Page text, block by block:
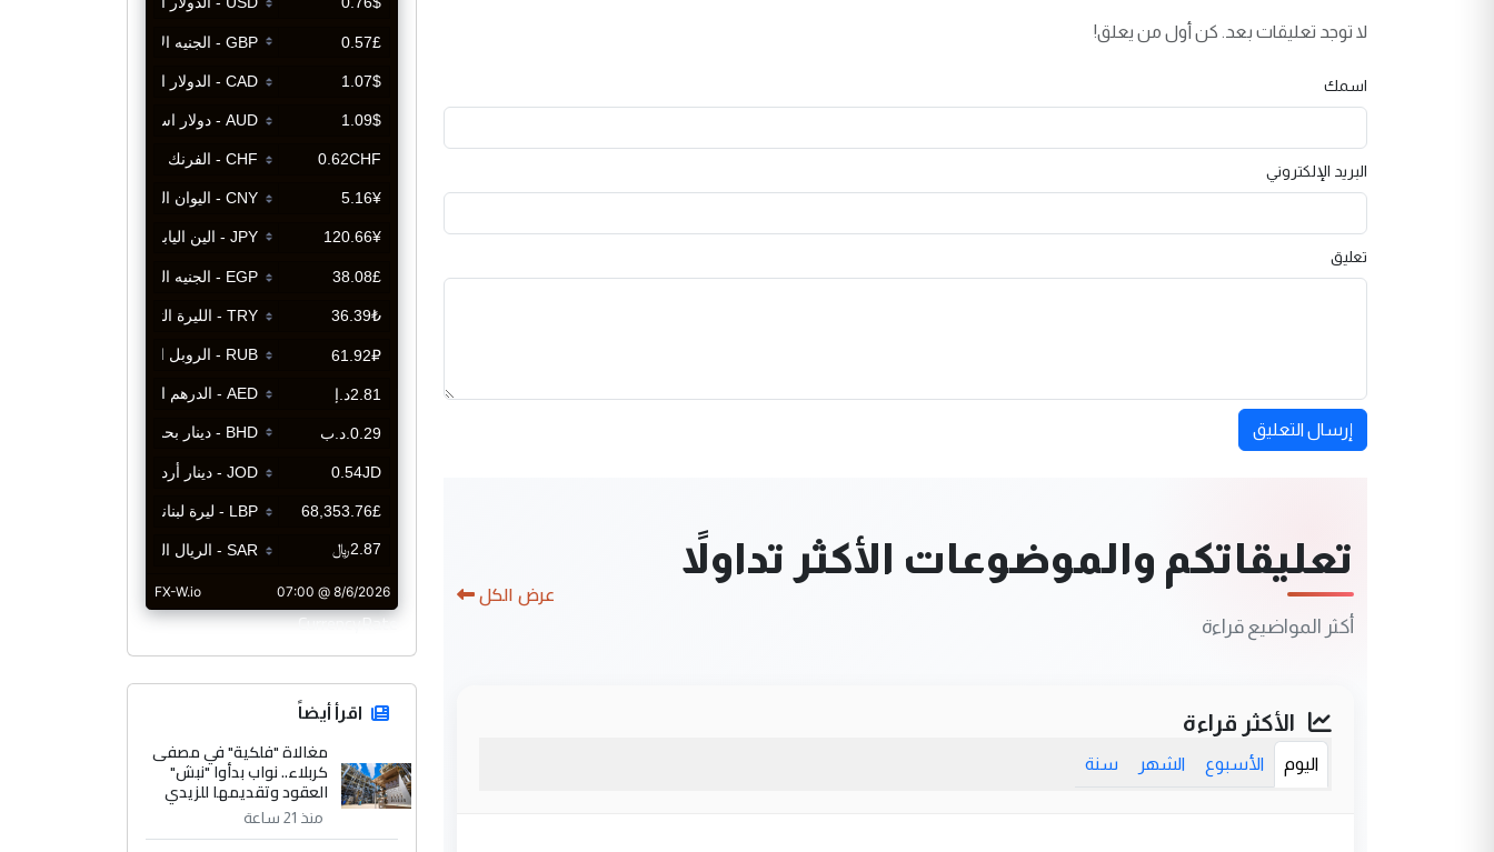
لا توجد تعليقات بعد. كن أول من يعلق!
اسمك
البريد الإلكتروني
تعليق
إرسال التعليق
تعليقاتكم والموضوعات الأكثر تداولاً
أكثر المواضيع قراءة
عرض الكل
الأكثر قراءة
اليوم الأسبوع الشهر سنة
CurrencyRate
اقرأ أيضاً
مغالاة "فلكية" في مصفى
كربلاء.. نواب بدأوا "نبش"
العقود وتقديمها للزيدي
منذ 21 ساعة